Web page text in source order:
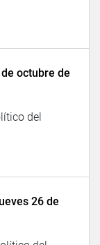
octubre de
del
26 de